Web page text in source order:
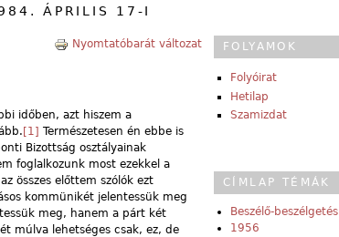
ÁPRILIS 17-I
Nyomtatóbarát változat
időben, azt hiszem a
[1] Természetesen én ebbe is
Bizottság osztályainak
foglalkozunk most ezekkel a
összes előttem szólók ezt
kommünikét jelentessük meg
meg, hanem a párt két
múlva lehetséges csak, ez, de
FOLYAMOK
Folyóirat
Hetilap
Szamizdat
CÍMLAP TÉMÁK
Beszélő-beszélgetés
1956